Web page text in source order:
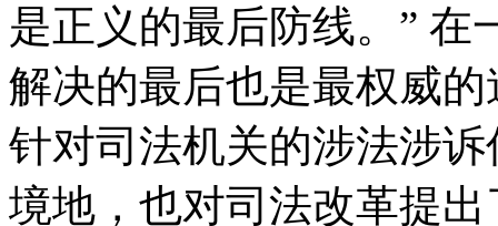
是正义的最后防线。” 在
解决的最后也是最权威
针对司法机关的涉法涉
境地，也对司法改革提